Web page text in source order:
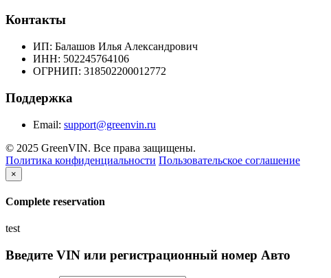
Контакты
ИП: Балашов Илья Александрович
ИНН: 502245764106
ОГРНИП: 318502200012772
Поддержка
Email: support@greenvin.ru
© 2025 GreenVIN. Все права защищены.
Политика конфиденциальности Пользовательское соглашение
×
Complete reservation
test
Введите VIN или регистрационный номер Авто